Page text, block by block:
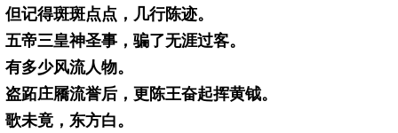
但记得斑斑点点，几行陈迹。
五帝三皇神圣事，骗了无涯过客。
有多少风流人物。
盗跖庄屩流誉后，更陈王奋起挥黄钺。
歌未竟，东方白。